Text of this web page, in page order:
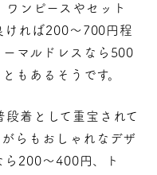
ンピースやセット
ければ200～700円程
ーマルドレスなら500
もあるそうです。
着として重宝されて
らもおしゃれなデザ
ら200～400円、ト